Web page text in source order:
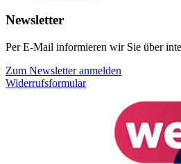
Newsletter
Per E-Mail informieren wir Sie über
Zum Newsletter anmelden
Widerrufsformular